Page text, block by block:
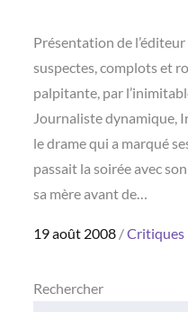
Présentation de
suspectes, complots et
palpitante, par
Journaliste dynamique,
le drame qui a marqué
passait la soirée avec
sa mère avant de…
Posted
19 août 2008 Critiques
Rechercher